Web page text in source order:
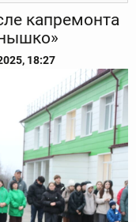
капремонта
18:27